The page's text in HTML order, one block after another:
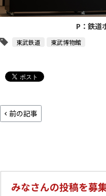
P：鉄道
東武鉄道 東武博物館
前の記事
みなさんの投稿を募